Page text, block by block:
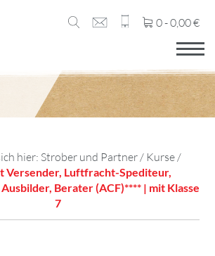
0 -0,00€
hier: Strober und Partner/ Kurse/
Versender, Luftfracht-Spediteur,
Berater (ACF)**** | mit Klasse
7